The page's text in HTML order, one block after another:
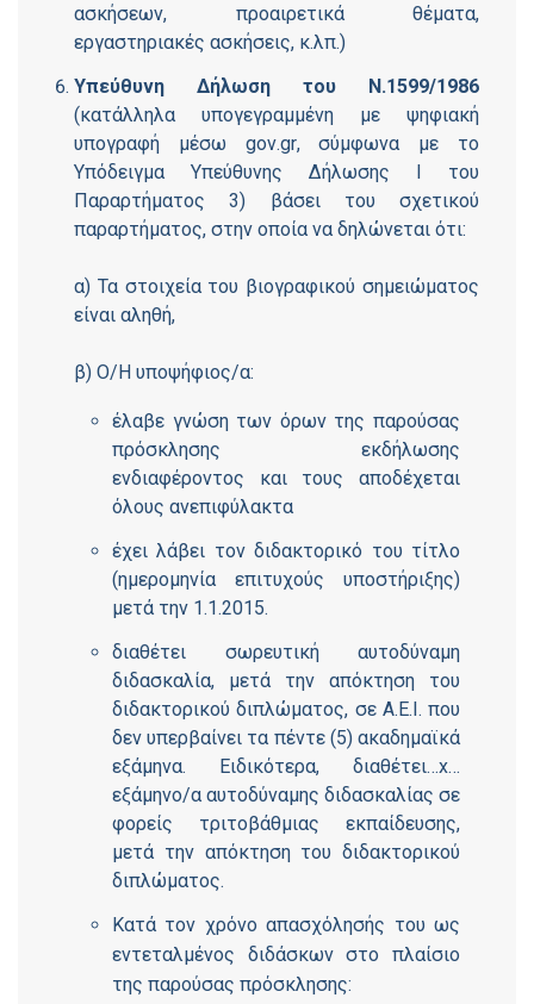
ασκήσεων, προαιρετικά θέματα,
εργαστηριακές ασκήσεις, κ.λπ.)
Υπεύθυνη Δήλωση του Ν.1599/1986
(κατάλληλα υπογεγραμμένη με ψηφιακή
υπογραφή μέσω gov.gr, σύμφωνα με το
Υπόδειγμα Υπεύθυνης Δήλωσης Ι του
Παραρτήματος 3) βάσει του σχετικού
παραρτήματος, στην οποία να δηλώνεται ότι:
α) Τα στοιχεία του βιογραφικού σημειώματος
είναι αληθή,
β) Ο/Η υποψήφιος/α:
έλαβε γνώση των όρων της παρούσας
πρόσκλησης εκδήλωσης
ενδιαφέροντος και τους αποδέχεται
όλους ανεπιφύλακτα
έχει λάβει τον διδακτορικό του τίτλο
(ημερομηνία επιτυχούς υποστήριξης)
μετά την 1.1.2015.
διαθέτει σωρευτική αυτοδύναμη
διδασκαλία, μετά την απόκτηση του
διδακτορικού διπλώματος, σε Α.Ε.Ι. που
δεν υπερβαίνει τα πέντε (5) ακαδημαϊκά
εξάμηνα. Ειδικότερα, διαθέτει…x…
εξάμηνο/α αυτοδύναμης διδασκαλίας σε
φορείς τριτοβάθμιας εκπαίδευσης,
μετά την απόκτηση του διδακτορικού
διπλώματος.
Κατά τον χρόνο απασχόλησής του ως
εντεταλμένος διδάσκων στο πλαίσιο
της παρούσας πρόσκλησης: